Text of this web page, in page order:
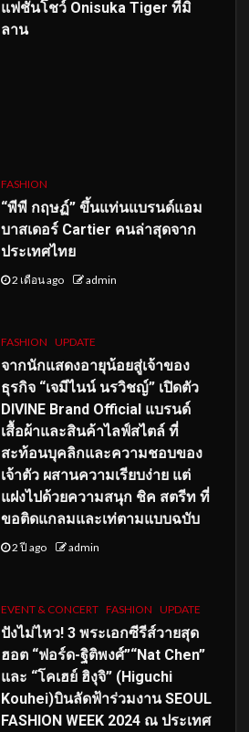
แฟชั่นโชว์ Onisuka Tiger ที่มิ
ลาน
FASHION
“พีพี กฤษฏ์” ขึ้นแท่นแบรนด์แอม
บาสเดอร์ Cartier คนล่าสุดจาก
ประเทศไทย
2 เดือน ago admin
FASHION UPDATE
จากนักแสดงอายุน้อยสู่เจ้าของ
ธุรกิจ “เจมีไนน์ นรวิชญ์” เปิดตัว
DIVINE Brand Official แบรนด์
เสื้อผ้าและสินค้าไลฟ์สไตล์ ที่
สะท้อนบุคลิกและความชอบของ
เจ้าตัว ผสานความเรียบง่าย แต่
แฝงไปด้วยความสนุก ชิค สตรีท ที่
ขอติดแกลมและเท่ตามแบบฉบับ
2 ปี ago admin
EVENT & CONCERT FASHION UPDATE
ปังไม่ไหว! 3 พระเอกซีรีส์วายสุด
ฮอต “ฟอร์ด-ฐิติพงศ์”“Nat Chen”
และ “โคเฮย์ ฮิงุจิ” (Higuchi
Kouhei)บินลัดฟ้าร่วมงาน SEOUL
FASHION WEEK 2024 ณ ประเทศ